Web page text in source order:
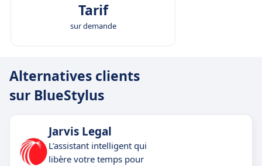
Tarif
sur demande
Alternatives clients
sur BlueStylus
Jarvis Legal
L’assistant intelligent qui
libère votre temps pour